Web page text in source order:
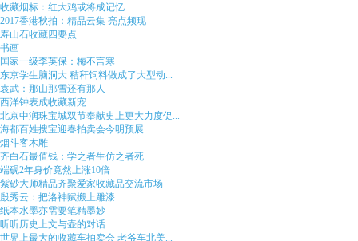
收藏烟标：红大鸡或将成记忆
2017香港秋拍：精品云集 亮点频现
寿山石收藏四要点
书画
国家一级李英保：梅不言寒
东京学生脑洞大 秸秆饲料做成了大型动...
袁武：那山那雪还有那人
西洋钟表成收藏新宠
北京中润珠宝城双节奉献史上更大力度促...
海都百姓搜宝迎春拍卖会今明预展
烟斗客木雕
齐白石最值钱：学之者生仿之者死
端砚2年身价竟然上涨10倍
紫砂大师精品齐聚爱家收藏品交流市场
殷秀云：把洛神赋搬上雕漆
纸本水墨亦需要笔精墨妙
听听历史上文与壶的对话
世界上最大的收藏车拍卖会 老爷车北美...